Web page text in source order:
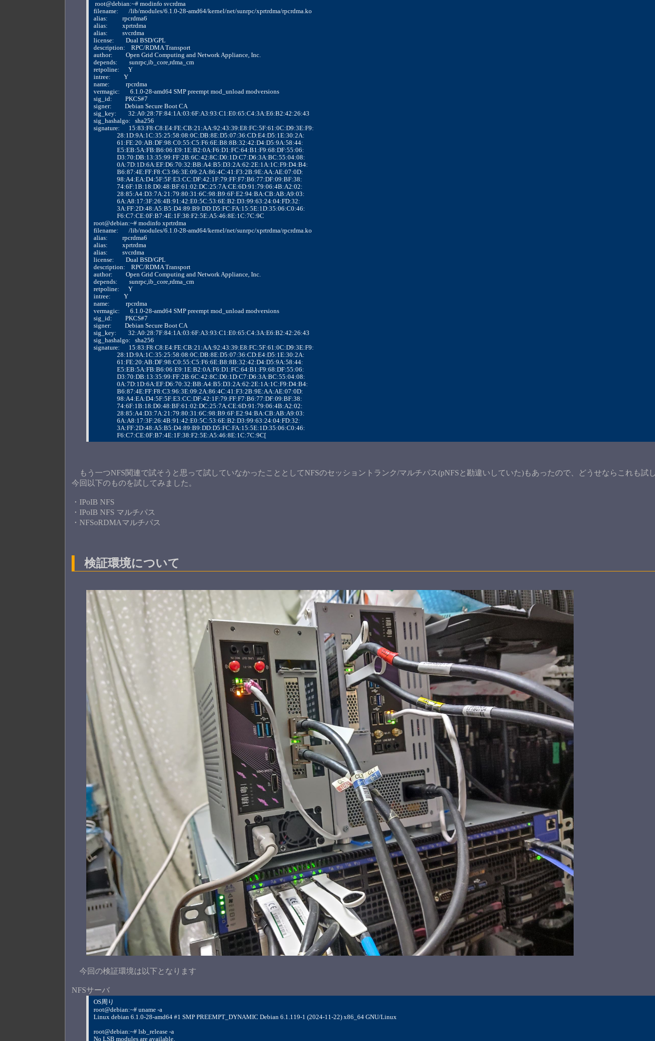
root@debian:~# modinfo svcrdma
filename:       /lib/modules/6.1.0-28-amd64/kernel/net/sunrpc/xprtrdma/rpcrdma.ko
alias:          rpcrdma6
alias:          xprtrdma
alias:          svcrdma
license:        Dual BSD/GPL
description:    RPC/RDMA Transport
author:         Open Grid Computing and Network Appliance, Inc.
depends:        sunrpc,ib_core,rdma_cm
retpoline:      Y
intree:         Y
name:           rpcrdma
vermagic:       6.1.0-28-amd64 SMP preempt mod_unload modversions
sig_id:         PKCS#7
signer:         Debian Secure Boot CA
sig_key:        32:A0:28:7F:84:1A:03:6F:A3:93:C1:E0:65:C4:3A:E6:B2:42:26:43
sig_hashalgo:   sha256
signature:      15:83:F8:C8:E4:FE:CB:21:AA:92:43:39:E8:FC:5F:61:0C:D9:3E:F9:
28:1D:9A:1C:35:25:58:08:0C:DB:8E:D5:07:36:CD:E4:D5:1E:30:2A:
61:FE:20:AB:DF:98:C0:55:C5:F6:6E:B8:8B:32:42:D4:D5:9A:58:44:
E5:EB:5A:FB:B6:06:E9:1E:B2:0A:F6:D1:FC:64:B1:F9:68:DF:55:06:
D3:70:DB:13:35:99:FF:2B:6C:42:8C:D0:1D:C7:D6:3A:BC:55:04:08:
0A:7D:1D:6A:EF:D6:70:32:BB:A4:B5:D3:2A:62:2E:1A:1C:F9:D4:B4:
B6:87:4E:FF:F8:C3:96:3E:09:2A:86:4C:41:F3:2B:9E:AA:AE:07:0D:
98:A4:EA:D4:5F:5F:E3:CC:DF:42:1F:79:FF:F7:B6:77:DF:09:BF:38:
74:6F:1B:18:D0:48:BF:61:02:DC:25:7A:CE:6D:91:79:06:4B:A2:02:
28:85:A4:D3:7A:21:79:80:31:6C:98:B9:6F:E2:94:BA:CB:AB:A9:03:
6A:A8:17:3F:26:4B:91:42:E0:5C:53:6E:B2:D3:99:63:24:04:FD:32:
3A:FF:2D:48:A5:B5:D4:89:B9:DD:D5:FC:FA:15:5E:1D:35:06:C0:46:
F6:C7:CE:0F:B7:4E:1F:38:F2:5E:A5:46:8E:1C:7C:9C
root@debian:~# modinfo xprtrdma
filename:       /lib/modules/6.1.0-28-amd64/kernel/net/sunrpc/xprtrdma/rpcrdma.ko
alias:          rpcrdma6
alias:          xprtrdma
alias:          svcrdma
license:        Dual BSD/GPL
description:    RPC/RDMA Transport
author:         Open Grid Computing and Network Appliance, Inc.
depends:        sunrpc,ib_core,rdma_cm
retpoline:      Y
intree:         Y
name:           rpcrdma
vermagic:       6.1.0-28-amd64 SMP preempt mod_unload modversions
sig_id:         PKCS#7
signer:         Debian Secure Boot CA
sig_key:        32:A0:28:7F:84:1A:03:6F:A3:93:C1:E0:65:C4:3A:E6:B2:42:26:43
sig_hashalgo:   sha256
signature:      15:83:F8:C8:E4:FE:CB:21:AA:92:43:39:E8:FC:5F:61:0C:D9:3E:F9:
28:1D:9A:1C:35:25:58:08:0C:DB:8E:D5:07:36:CD:E4:D5:1E:30:2A:
61:FE:20:AB:DF:98:C0:55:C5:F6:6E:B8:8B:32:42:D4:D5:9A:58:44:
E5:EB:5A:FB:B6:06:E9:1E:B2:0A:F6:D1:FC:64:B1:F9:68:DF:55:06:
D3:70:DB:13:35:99:FF:2B:6C:42:8C:D0:1D:C7:D6:3A:BC:55:04:08:
0A:7D:1D:6A:EF:D6:70:32:BB:A4:B5:D3:2A:62:2E:1A:1C:F9:D4:B4:
B6:87:4E:FF:F8:C3:96:3E:09:2A:86:4C:41:F3:2B:9E:AA:AE:07:0D:
98:A4:EA:D4:5F:5F:E3:CC:DF:42:1F:79:FF:F7:B6:77:DF:09:BF:38:
74:6F:1B:18:D0:48:BF:61:02:DC:25:7A:CE:6D:91:79:06:4B:A2:02:
28:85:A4:D3:7A:21:79:80:31:6C:98:B9:6F:E2:94:BA:CB:AB:A9:03:
6A:A8:17:3F:26:4B:91:42:E0:5C:53:6E:B2:D3:99:63:24:04:FD:32:
3A:FF:2D:48:A5:B5:D4:89:B9:DD:D5:FC:FA:15:5E:1D:35:06:C0:46:
F6:C7:CE:0F:B7:4E:1F:38:F2:5E:A5:46:8E:1C:7C:9C[
もう一つNFS関連で試そうと思って試していなかったこととしてNFSのセッショントランク/マルチパス(pNFSと勘違いしていた)もあったので、どうせならこれも試
今回以下のものを試してみました。
・IPoIB NFS
・IPoIB NFS マルチパス
・NFSoRDMAマルチパス
検証環境について
今回の検証環境は以下となります
NFSサーバ
OS周り
root@debian:~# uname -a
Linux debian 6.1.0-28-amd64 #1 SMP PREEMPT_DYNAMIC Debian 6.1.119-1 (2024-11-22) x86_64 GNU/Linux
root@debian:~# lsb_release -a
No LSB modules are available.